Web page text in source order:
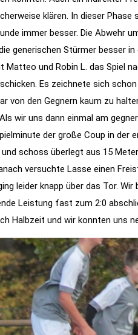
klären. In dieser
immer besser. Die Abwehr
generischen Stürmer besser
und Robin L. das Spiel
Es zeichnete sich
von den Gegnern kaum zu
wir uns dann einmal am
der große Coup in der
schoss überlegt aus 15
versuchte Lasse einen
leider knapp über das Tor. Wir
Leistung fast zum 2:0
Halbzeit und wir konnten uns